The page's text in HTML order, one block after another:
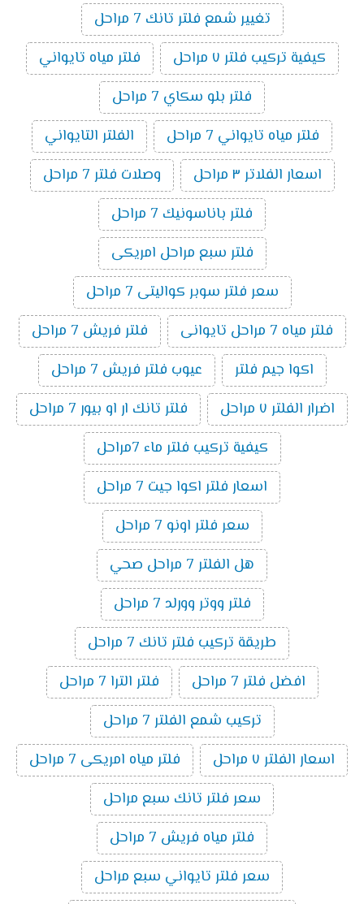
تغيير شمع فلتر تانك 7 مراحل
كيفية تركيب فلتر ٧ مراحل
فلتر مياه تايواني
فلتر بلو سكاي 7 مراحل
فلتر مياه تايواني 7 مراحل
الفلتر التايواني
اسعار الفلاتر ٣ مراحل
وصلات فلتر 7 مراحل
فلتر باناسونيك 7 مراحل
فلتر سبع مراحل امريكى
سعر فلتر سوبر كواليتى 7 مراحل
فلتر مياه 7 مراحل تايوانى
فلتر فريش 7 مراحل
اكوا جيم فلتر
عيوب فلتر فريش 7 مراحل
اضرار الفلتر ٧ مراحل
فلتر تانك ار او بيور 7 مراحل
كيفية تركيب فلتر ماء 7مراحل
اسعار فلتر اكوا جيت 7 مراحل
سعر فلتر اونو 7 مراحل
هل الفلتر 7 مراحل صحي
فلتر ووتر وورلد 7 مراحل
طريقة تركيب فلتر تانك 7 مراحل
افضل فلتر 7 مراحل
فلتر الترا 7 مراحل
تركيب شمع الفلتر 7 مراحل
اسعار الفلتر ٧ مراحل
فلتر مياه امريكى 7 مراحل
سعر فلتر تانك سبع مراحل
فلتر مياه فريش 7 مراحل
سعر فلتر تايواني سبع مراحل